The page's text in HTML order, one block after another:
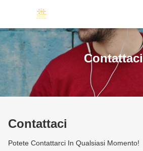
Contattaci
Contattaci
Potete Contattarci In Qualsiasi Momento!